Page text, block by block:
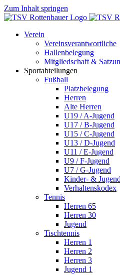
Zum Inhalt springen
Verein
Vereinsverantwortliche
Hallenbelegung
Mitgliedschaft &
Sportabteilungen
Fußball
Platzbelegung
Herren
Alte Herren
U19 / A-Jugend
U17 / B-Jugend
U15 / C-Jugend
U13 / D-Jugend
U11 / E-Jugend
U9 / F-Jugend
U7 / G-Jugend
Kinder- &
Verhaltenskodex
Tennis
Herren 65
Herren 30
Jugend
Tischtennis
Herren 1
Herren 2
Herren 3
Jugend 1